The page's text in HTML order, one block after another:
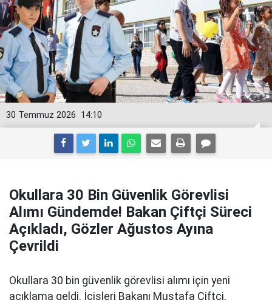
14:10
30 Temmuz 2026
Okullara 30 Bin Güvenlik Görevlisi
Alımı Gündemde! Bakan Çiftçi Süreci
Açıkladı, Gözler Ağustos Ayına
Çevrildi
Okullara 30 bin güvenlik görevlisi alımı için yeni
açıklama geldi. İçişleri Bakanı Mustafa Çiftçi,